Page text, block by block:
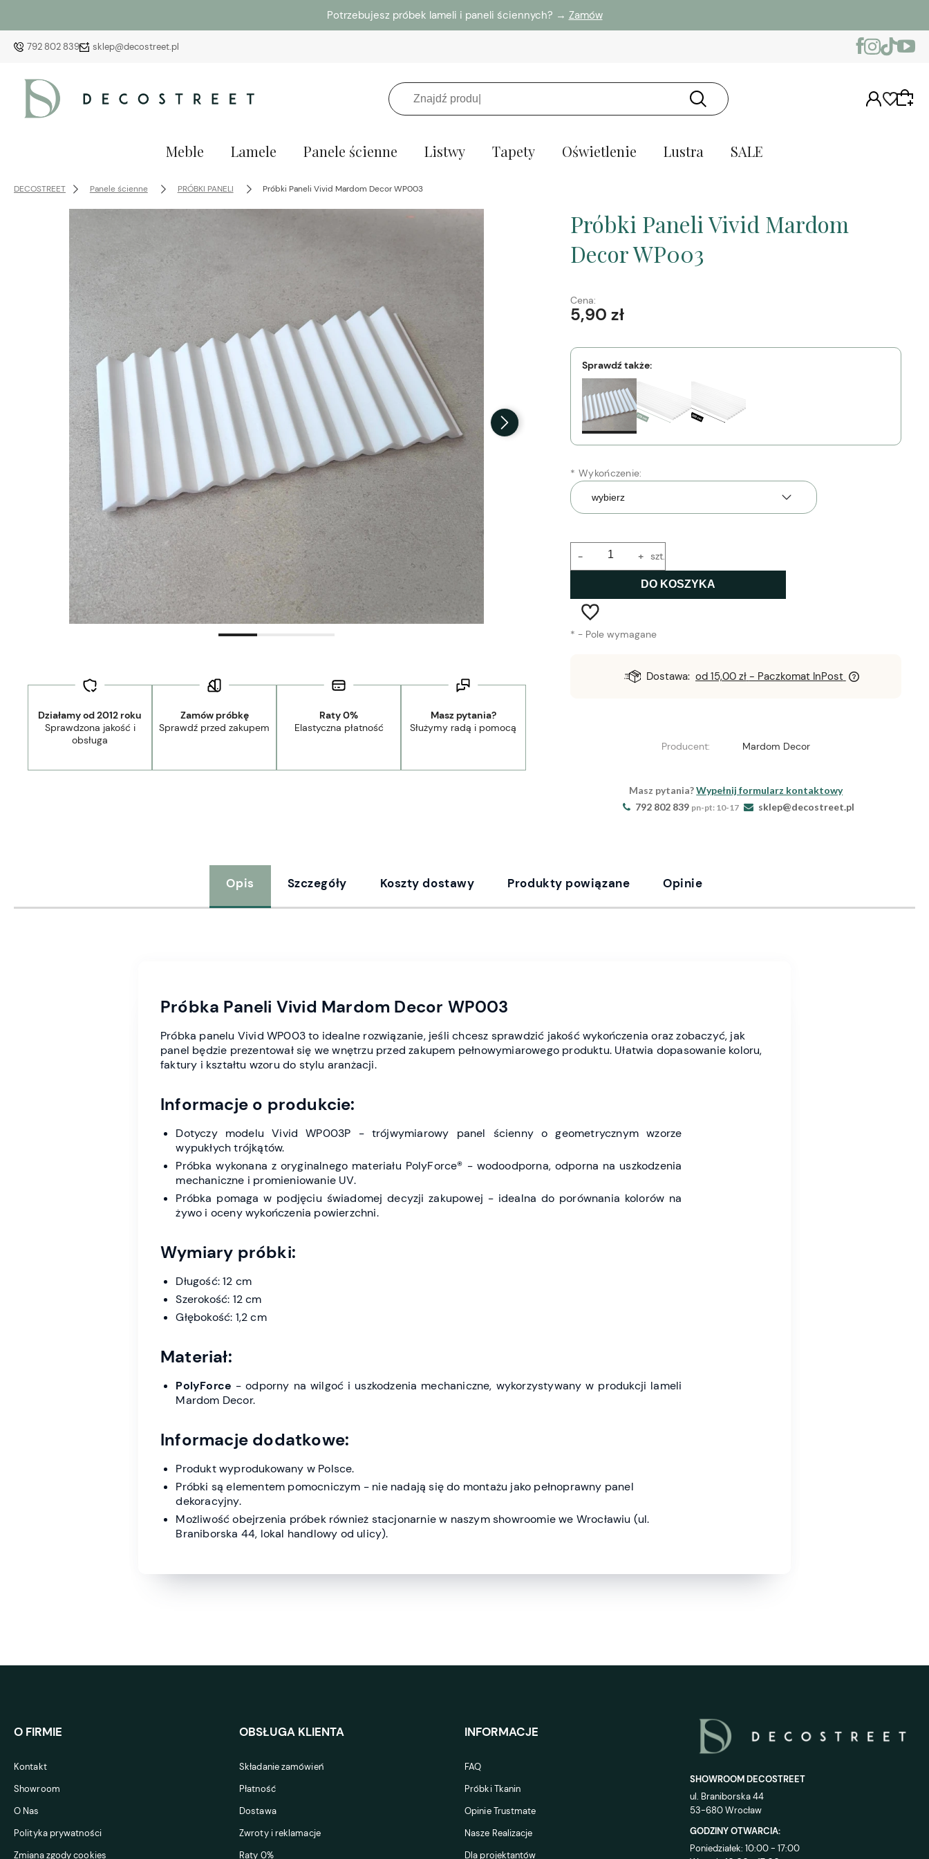
Potrzebujesz próbek lameli i paneli ściennych? → Zamów
792 802 839 sklep@decostreet.pl
Meble Lamele Panele ścienne Listwy Tapety Oświetlenie Lustra SALE
DECOSTREET Panele ścienne PRÓBKI PANELI Próbki Paneli Vivid Mardom Decor WP003
Działamy od 2012 roku
Sprawdzona jakość i
obsługa
Zamów próbkę
Sprawdź przed zakupem
Raty 0%
Elastyczna płatność
Masz pytania?
Służymy radą i pomocą
Próbki Paneli Vivid Mardom
Decor WP003
Cena:
5,90 zł
Sprawdź także:
* Wykończenie:
+
- szt.
DO KOSZYKA
* - Pole wymagane
- Paczkomat InPost 2-5 dni robocze Dostawa: od 15,00 zł - Paczkomat InPost
Producent: Mardom Decor
Masz pytania?Wypełnij formularz kontaktowy
792 802 839 pn-pt: 10-17 sklep@decostreet.pl
Opis Szczegóły Koszty dostawy Produkty powiązane Opinie
Próbka Paneli Vivid Mardom Decor WP003
Próbka panelu Vivid WP003 to idealne rozwiązanie, jeśli chcesz sprawdzić jakość wykończenia oraz zobaczyć, jak
panel będzie prezentował się we wnętrzu przed zakupem pełnowymiarowego produktu. Ułatwia dopasowanie koloru,
faktury i kształtu wzoru do stylu aranżacji.
Informacje o produkcie:
Dotyczy modelu Vivid WP003P - trójwymiarowy panel ścienny o geometrycznym wzorze
wypukłych trójkątów.
Próbka wykonana z oryginalnego materiału PolyForce® - wodoodporna, odporna na uszkodzenia
mechaniczne i promieniowanie UV.
Próbka pomaga w podjęciu świadomej decyzji zakupowej - idealna do porównania kolorów na
żywo i oceny wykończenia powierzchni.
Wymiary próbki:
Długość: 12 cm
Szerokość: 12 cm
Głębokość: 1,2 cm
Materiał:
PolyForce - odporny na wilgoć i uszkodzenia mechaniczne, wykorzystywany w produkcji lameli
Mardom Decor.
Informacje dodatkowe:
Produkt wyprodukowany w Polsce.
Próbki są elementem pomocniczym - nie nadają się do montażu jako pełnoprawny panel
dekoracyjny.
Możliwość obejrzenia próbek również stacjonarnie w naszym showroomie we Wrocławiu (ul.
Braniborska 44, lokal handlowy od ulicy).
O FIRMIE
Kontakt
Showroom
O Nas
Polityka prywatności
Zmiana zgody cookies
OBSŁUGA KLIENTA
Składanie zamówień
Płatność
Dostawa
Zwroty i reklamacje
Raty 0%
INFORMACJE
FAQ
Próbki Tkanin
Opinie Trustmate
Nasze Realizacje
Dla projektantów
SHOWROOM DECOSTREET
ul. Braniborska 44
53-680 Wrocław
GODZINY OTWARCIA:
Poniedziałek: 10:00 - 17:00